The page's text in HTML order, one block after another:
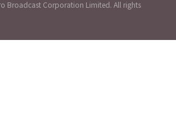
Broadcast Corporation Limited. All rights